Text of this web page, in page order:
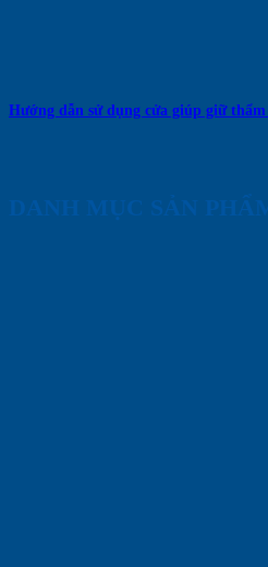
Hướng dẫn sử dụng cửa giúp giữ
DANH MỤC SẢN